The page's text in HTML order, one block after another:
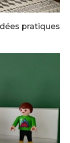
pratiques